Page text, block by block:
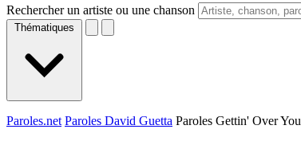
Rechercher un artiste ou une chanson
Thématiques
Paroles.net Paroles David Guetta Paroles Gettin' Over You